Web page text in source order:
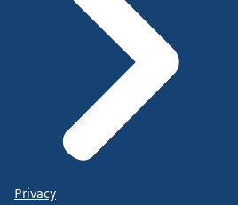
Privacy